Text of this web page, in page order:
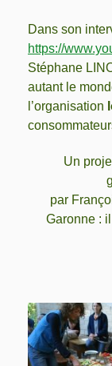
Dans son
https://
Stéphane
autant le
l’organisation
Un
par
Garonne :